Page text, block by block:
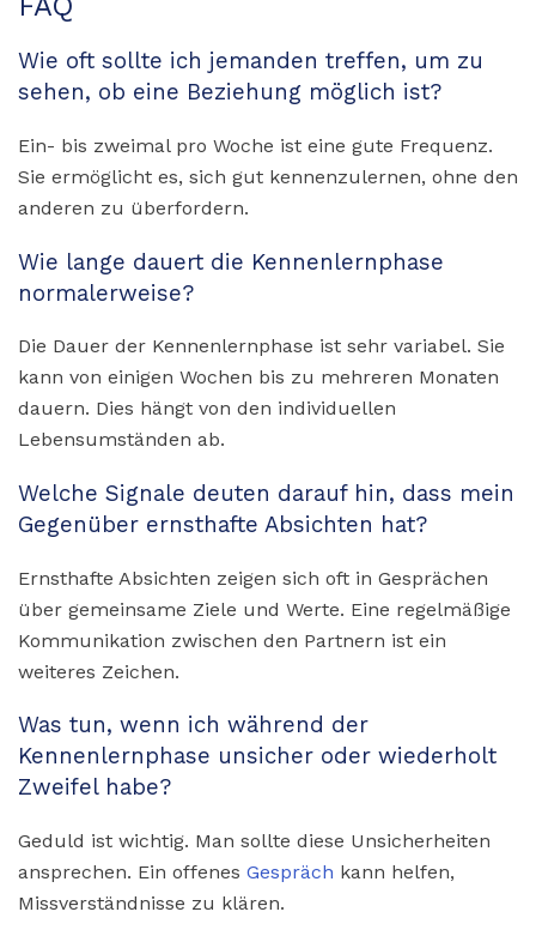
Wie oft sollte ich jemanden treffen, um zu
sehen, ob eine Beziehung möglich ist?
Ein- bis zweimal pro Woche ist eine gute Frequenz.
Sie ermöglicht es, sich gut kennenzulernen, ohne den
anderen zu überfordern.
Wie lange dauert die Kennenlernphase
normalerweise?
Die Dauer der Kennenlernphase ist sehr variabel. Sie
kann von einigen Wochen bis zu mehreren Monaten
dauern. Dies hängt von den individuellen
Lebensumständen ab.
Welche Signale deuten darauf hin, dass mein
Gegenüber ernsthafte Absichten hat?
Ernsthafte Absichten zeigen sich oft in Gesprächen
über gemeinsame Ziele und Werte. Eine regelmäßige
Kommunikation zwischen den Partnern ist ein
weiteres Zeichen.
Was tun, wenn ich während der
Kennenlernphase unsicher oder wiederholt
Zweifel habe?
Geduld ist wichtig. Man sollte diese Unsicherheiten
ansprechen. Ein offenes Gespräch kann helfen,
Missverständnisse zu klären.